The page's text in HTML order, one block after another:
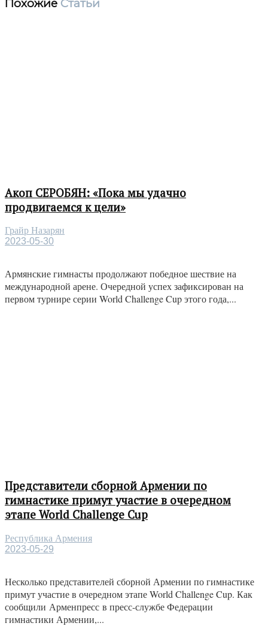
Похожие Статьи
Акоп СЕРОБЯН: «Пока мы удачно
продвигаемся к цели»
Грайр Назарян
2023-05-30
Армянские гимнасты продолжают победное шествие на
международной арене. Очередной успех зафиксирован на
первом турнире серии World Challenge Cup этого года,...
Представители сборной Армении по
гимнастике примут участие в очередном
этапе World Challenge Cup
Республика Армения
2023-05-29
Несколько представителей сборной Армении по гимнастике
примут участие в очередном этапе World Challenge Cup. Как
сообщили Арменпресс в пресс-службе Федерации
гимнастики Армении,...